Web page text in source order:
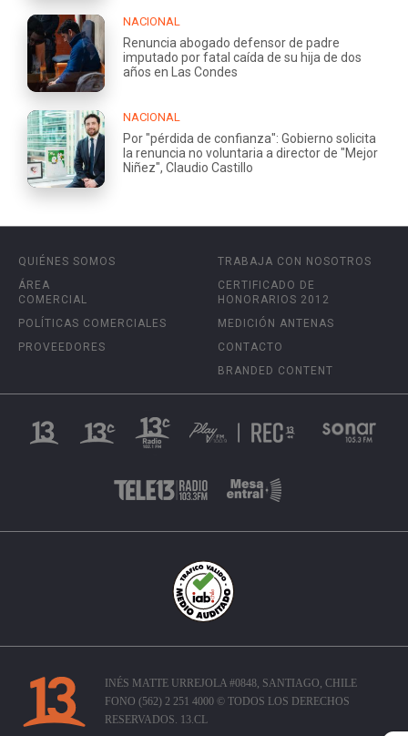
NACIONAL
Renuncia abogado defensor de padre
imputado por fatal caída de su hija de dos
años en Las Condes
NACIONAL
Por "pérdida de confianza": Gobierno solicita
la renuncia no voluntaria a director de "Mejor
Niñez", Claudio Castillo
QUIÉNES SOMOS
ÁREA
COMERCIAL
POLÍTICAS COMERCIALES
PROVEEDORES
TRABAJA CON NOSOTROS
CERTIFICADO DE
HONORARIOS 2012
MEDICIÓN ANTENAS
CONTACTO
BRANDED CONTENT
INÉS MATTE URREJOLA #0848, SANTIAGO, CHILE
FONO (562) 2 251 4000 © TODOS LOS DERECHOS
RESERVADOS. 13.CL